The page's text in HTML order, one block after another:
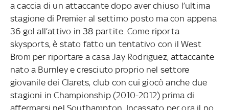
a caccia di un attaccante dopo aver chiuso l’ultima
stagione di Premier al settimo posto ma con appena
36 gol all’attivo in 38 partite. Come riporta
skysports, è stato fatto un tentativo con il West
Brom per riportare a casa Jay Rodriguez, attaccante
nato a Burnley e cresciuto proprio nel settore
giovanile dei Clarets, club con cui giocò anche due
stagioni in Championship (2010-2012) prima di